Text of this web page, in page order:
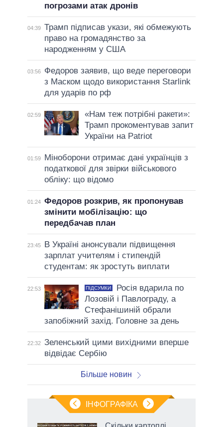
погрозами атак дронів
04:39 Трамп підписав укази, які обмежують
право на громадянство за
народженням у США
03:56
Федоров заявив, що веде переговори
з Маском щодо використання Starlink
для ударів по рф
02:59
«Нам теж потрібні ракети»:
Трамп прокоментував запит
України на Patriot
01:59
Міноборони отримає дані українців з
податкової для звірки військового
обліку: що відомо
01:24 Федоров розкрив, як пропонував
змінити мобілізацію: що
передбачав план
23:45
В Україні анонсували підвищення
зарплат учителям і стипендій
студентам: як зростуть виплати
22:53 ПІДСУМКИ
Росія вдарила по
Лозовій і Павлограду, а
Стефанішиній обрали
запобіжний захід. Головне за день
22:32 Зеленський цими вихідними вперше
відвідає Сербію
Більше новин
ІНФОГРАФІКА